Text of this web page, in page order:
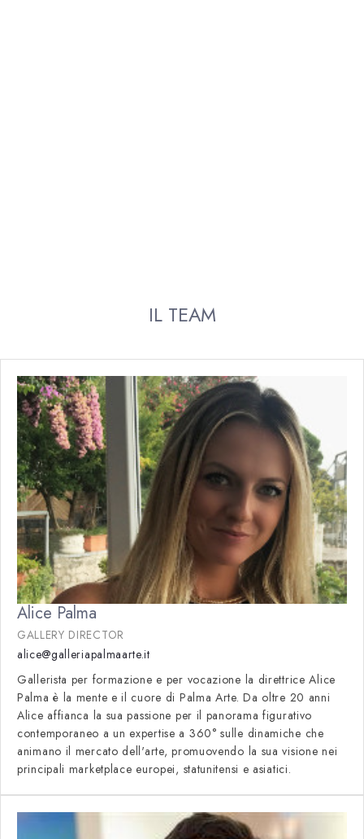
IL TEAM
Alice Palma
GALLERY DIRECTOR
alice@galleriapalmaarte.it
Gallerista per formazione e per vocazione la direttrice Alice
Palma è la mente e il cuore di Palma Arte. Da oltre 20 anni
Alice affianca la sua passione per il panorama figurativo
contemporaneo a un expertise a 360° sulle dinamiche che
animano il mercato dell'arte, promuovendo la sua visione nei
principali marketplace europei, statunitensi e asiatici.